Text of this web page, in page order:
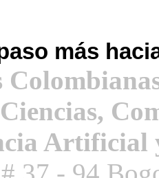
más
Artificial